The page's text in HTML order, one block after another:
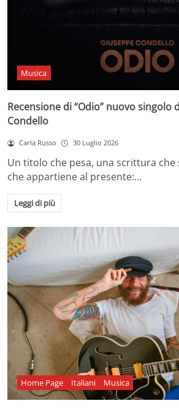
Musica
Recensione di “Odio” nuovo singolo
Condello
Carla Russo 30 Luglio 2026
Un titolo che pesa, una scrittura che
che appartiene al presente:…
Leggi di più
Home Page Italiani Musica